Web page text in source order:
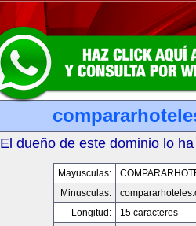
El dueño de este dominio lo
Mayusculas:
Minusculas:
Longitud:
15 caracteres